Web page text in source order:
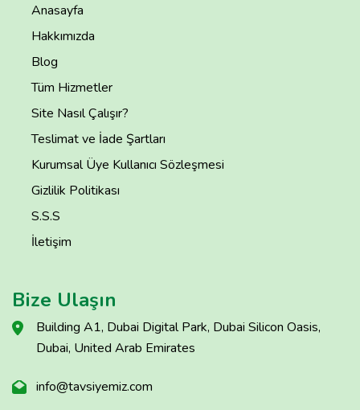
Anasayfa
Hakkımızda
Blog
Tüm Hizmetler
Site Nasıl Çalışır?
Teslimat ve İade Şartları
Kurumsal Üye Kullanıcı Sözleşmesi
Gizlilik Politikası
S.S.S
İletişim
Bize Ulaşın
Building A1, Dubai Digital Park, Dubai Silicon Oasis,
Dubai, United Arab Emirates
info@tavsiyemiz.com